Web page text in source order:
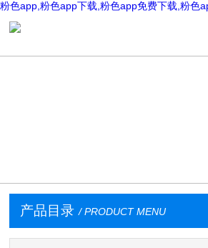
粉色app,粉色app下载,粉色app免费下载,粉色
产品目录 / PRODUCT MENU